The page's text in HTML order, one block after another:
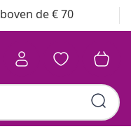
de € 70